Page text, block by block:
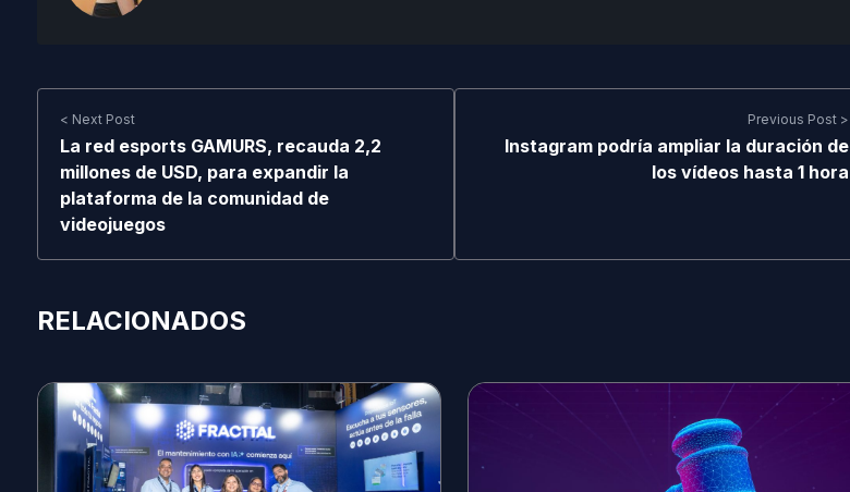
< Next Post
La red esports GAMURS, recauda 2,2
millones de USD, para expandir la
plataforma de la comunidad de
videojuegos
Previous Post >
Instagram podría ampliar la duración de
los vídeos hasta 1 hora
RELACIONADOS